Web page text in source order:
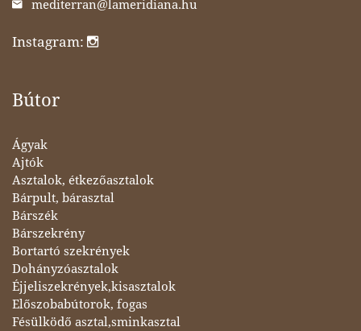
mediterran@lameridiana.hu
Instagram:
Bútor
Ágyak
Ajtók
Asztalok, étkezőasztalok
Bárpult, bárasztal
Bárszék
Bárszekrény
Bortartó szekrények
Dohányzóasztalok
Éjjeliszekrények,kisasztalok
Előszobabútorok, fogas
Fésülködő asztal,sminkasztal